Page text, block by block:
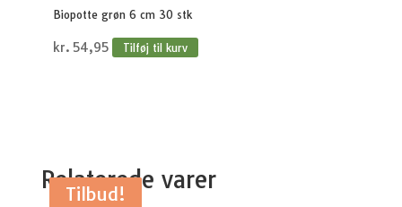
Biopotte grøn 6 cm 30 stk
kr. 54,95 Tilføj til kurv
Relaterede varer
Tilbud!
Tilbud!
Tilbud!
Tilbud!
Tilbud!